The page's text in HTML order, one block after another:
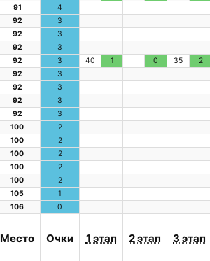
91 4
92 3
92 3
92 3
92 3 40 1 0 35
2
92 3
92 3
92 3
92 3
100 2
100 2
100 2
100 2
100 2
105 1
106 0
Место Очки 1 этап 2 этап 3 этап